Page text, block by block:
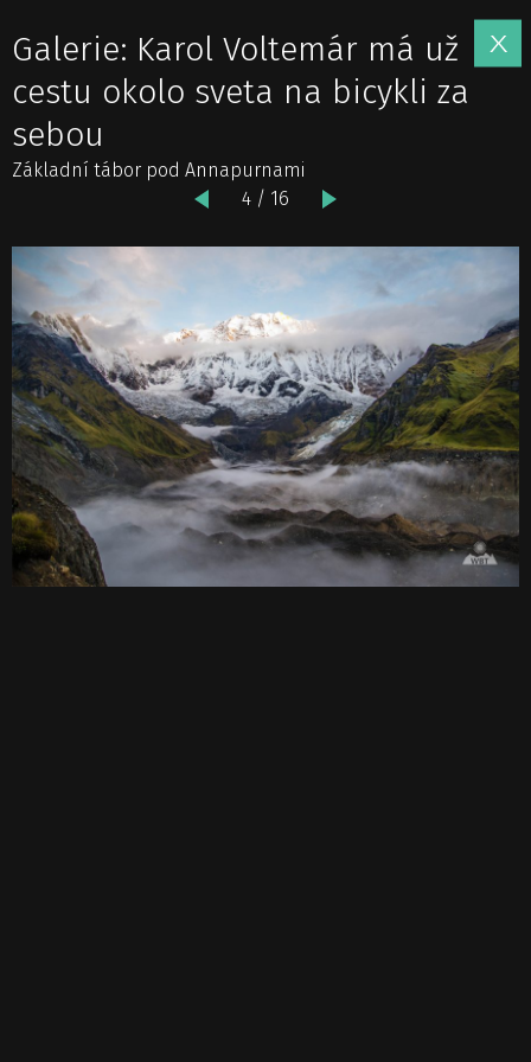
Galerie: Karol Voltemár má už
cestu okolo sveta na bicykli za
sebou
Základní tábor pod Annapurnami
4 / 16